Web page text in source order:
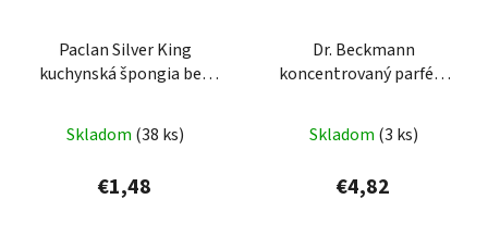
Paclan Silver King
kuchynská špongia bez
Skladom (38 ks)
€1,48
Dr. Beckmann
koncentrovaný parfém
Skladom (3 ks)
€4,82